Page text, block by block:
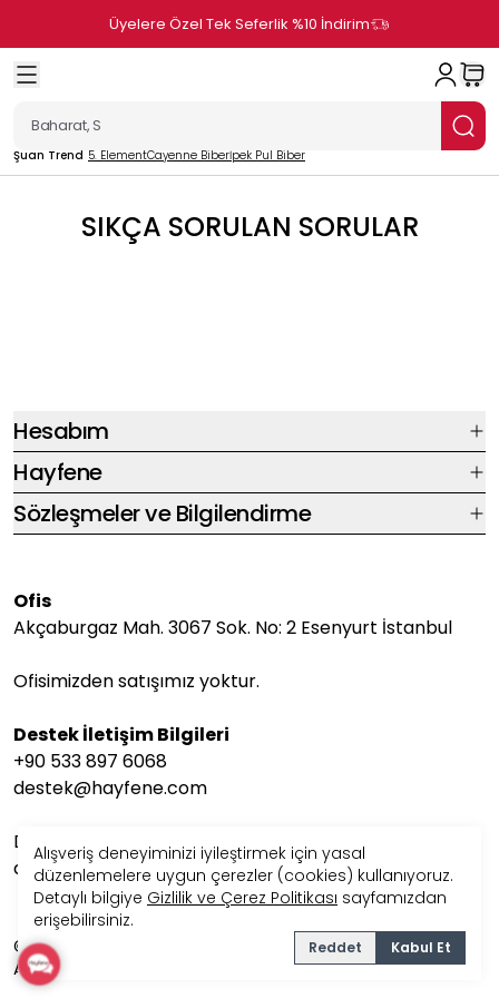
Alışveriş deneyiminizi iyileştirmek için yasal
düzenlemelere uygun çerezler (cookies) kullanıyoruz.
Detaylı bilgiye Gizlilik ve Çerez Politikası sayfamızdan
erişebilirsiniz.
Reddet Kabul Et
Üyelere Özel Tek Seferlik %10 İndirim
Şuan Trend 5. ElementCayenne Biberİpek Pul Biber
SIKÇA SORULAN SORULAR
Hesabım
Hayfene
Sözleşmeler ve Bilgilendirme
Ofis
Akçaburgaz Mah. 3067 Sok. No: 2 Esenyurt İstanbul
Ofisimizden satışımız yoktur.
Destek İletişim Bilgileri
+90 533 897 6068
destek@hayfene.com
Destek saatlerimiz Pazartesi-Cuma arası 08:00-17:00
arasındadır.
©2025 Hayfene Tüm Hakları Saklıdır. Dijital Pazarlama
Ajansı:Creamake